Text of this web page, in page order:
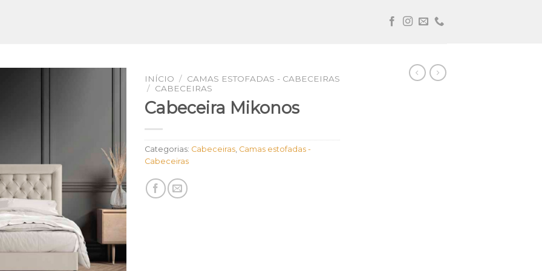
INÍCIO / CAMAS ESTOFADAS - CABECEIRAS
/ CABECEIRAS
Cabeceira Mikonos
Categorias: Cabeceiras Camas estofadas -
Cabeceiras